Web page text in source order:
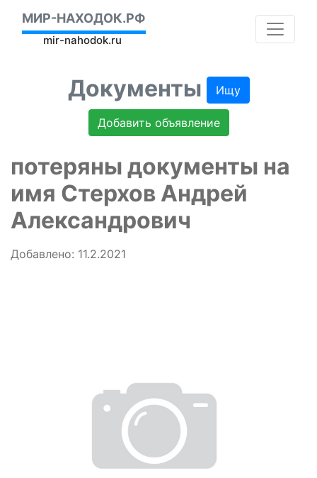
МИР-НАХОДОК.РФ
mir-nahodok.ru
Документы Ищу
Добавить объявление
потеряны документы на
имя Стерхов Андрей
Александрович
Добавлено: 11.2.2021